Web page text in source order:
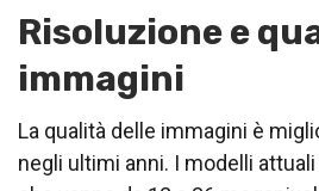
Risoluzione e
immagini
La qualità delle immagini è
negli ultimi anni. I modelli